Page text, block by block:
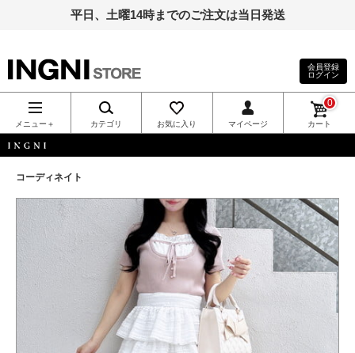
平日、土曜14時までのご注文は当日発送
INGNI（イン
グ）公式通
販｜INGNI
STORE
会員登録
ログイン
メニュー＋ カテゴリ お気に入り マイページ カート
0
コーディネイト